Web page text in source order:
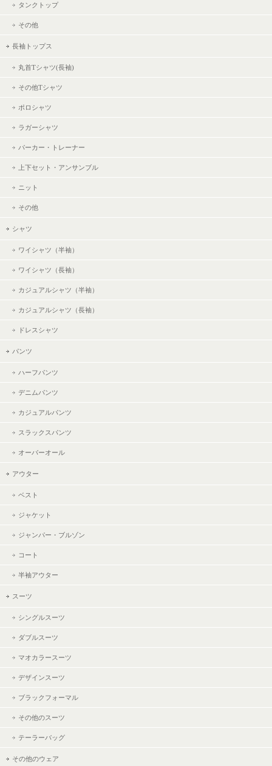
タンクトップ
その他
長袖トップス
丸首Tシャツ(長袖)
その他Tシャツ
ポロシャツ
ラガーシャツ
パーカー・トレーナー
上下セット・アンサンブル
ニット
その他
シャツ
ワイシャツ（半袖）
ワイシャツ（長袖）
カジュアルシャツ（半袖）
カジュアルシャツ（長袖）
ドレスシャツ
パンツ
ハーフパンツ
デニムパンツ
カジュアルパンツ
スラックスパンツ
オーバーオール
アウター
ベスト
ジャケット
ジャンパー・ブルゾン
コート
半袖アウター
スーツ
シングルスーツ
ダブルスーツ
マオカラースーツ
デザインスーツ
ブラックフォーマル
その他のスーツ
テーラーバッグ
その他のウェア